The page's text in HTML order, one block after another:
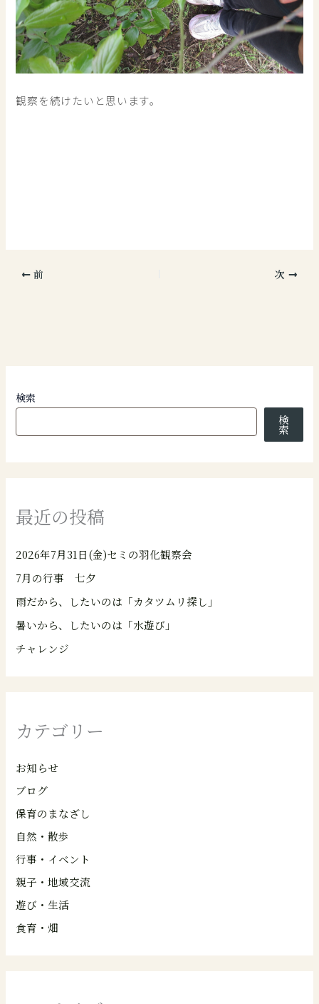
観察を続けたいと思います。
前 次
検索
検
索
最近の投稿
2026年7月31日(金)セミの羽化観察会
7月の行事 七夕
雨だから、したいのは「カタツムリ探し」
暑いから、したいのは「水遊び」
チャレンジ
カテゴリー
お知らせ
ブログ
保育のまなざし
自然・散歩
行事・イベント
親子・地域交流
遊び・生活
食育・畑